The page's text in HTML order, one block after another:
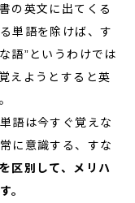
の英文に出てくる
単語を除けば、す
語”というわけでは
えようとすると英
語は今すぐ覚えな
に意識する、すな
区別して、メリハ
。